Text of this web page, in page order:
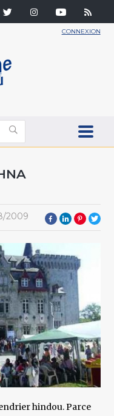
CONNEXION
2009
hindou. Parce